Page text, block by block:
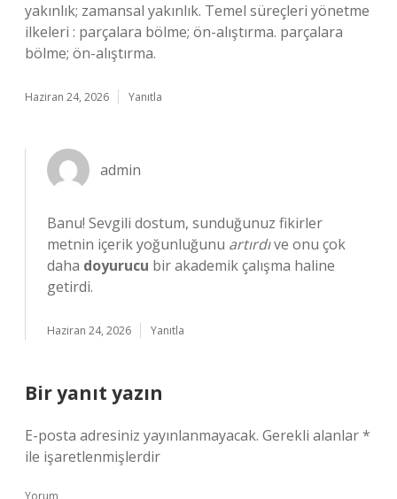
yakınlık; zamansal yakınlık. Temel süreçleri yönetme
ilkeleri : parçalara bölme; ön-alıştırma. parçalara
bölme; ön-alıştırma.
Haziran 24, 2026 Yanıtla
admin
Banu! Sevgili dostum, sunduğunuz fikirler
metnin içerik yoğunluğunu artırdıve onu çok
daha doyurucu bir akademik çalışma haline
getirdi.
Haziran 24, 2026 Yanıtla
Bir yanıt yazın
E-posta adresiniz yayınlanmayacak. Gerekli alanlar*
ile işaretlenmişlerdir
Yorum